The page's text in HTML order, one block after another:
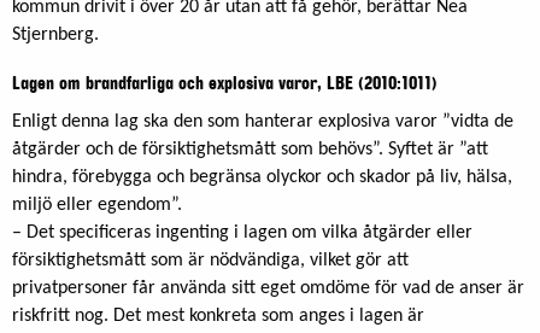
kommun drivit i över 20 år utan att få gehör, berättar Nea
Stjernberg.
Lagen om brandfarliga och explosiva varor, LBE (2010:1011)
Enligt denna lag ska den som hanterar explosiva varor ”vidta de
åtgärder och de försiktighetsmått som behövs”. Syftet är ”att
hindra, förebygga och begränsa olyckor och skador på liv, hälsa,
miljö eller egendom”.
– Det specificeras ingenting i lagen om vilka åtgärder eller
försiktighetsmått som är nödvändiga, vilket gör att
privatpersoner får använda sitt eget omdöme för vad de anser är
riskfritt nog. Det mest konkreta som anges i lagen är